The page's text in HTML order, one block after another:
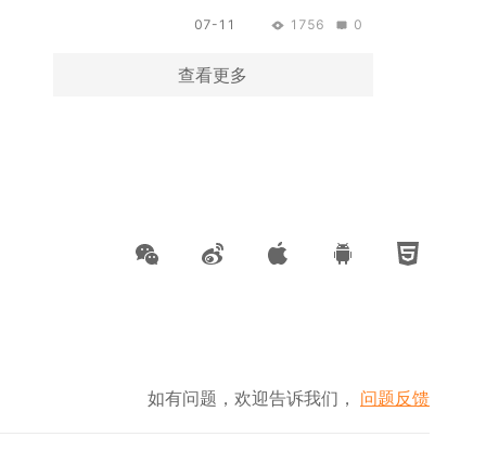
07-11 1756 0
查看更多
如有问题，欢迎告诉我们， 问题反馈